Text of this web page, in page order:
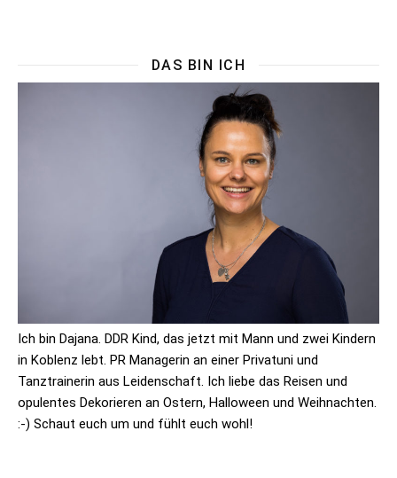
DAS BIN ICH
Ich bin Dajana. DDR Kind, das jetzt mit Mann und zwei Kindern
in Koblenz lebt. PR Managerin an einer Privatuni und
Tanztrainerin aus Leidenschaft. Ich liebe das Reisen und
opulentes Dekorieren an Ostern, Halloween und Weihnachten.
:-) Schaut euch um und fühlt euch wohl!